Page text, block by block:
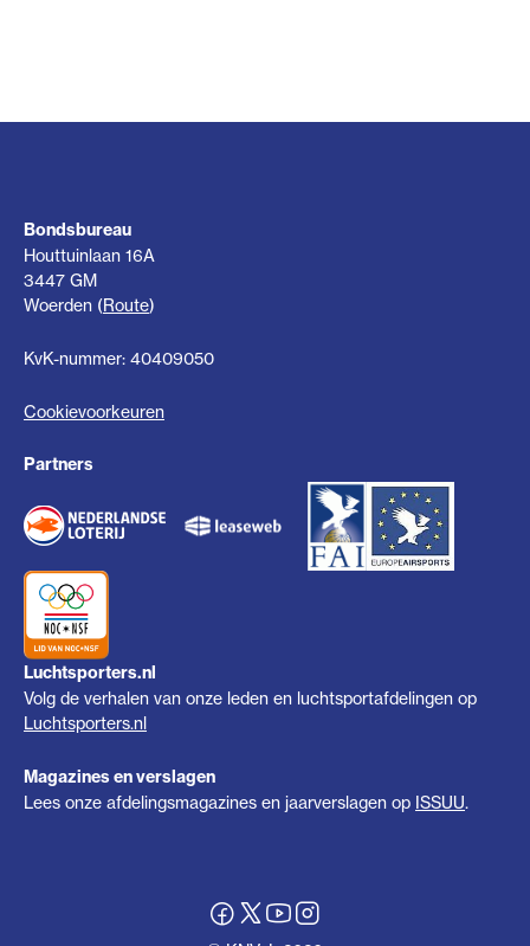
Bondsbureau
Houttuinlaan 16A
3447 GM
Woerden (Route)
KvK-nummer: 40409050
Cookievoorkeuren
Partners
Luchtsporters.nl
Volg de verhalen van onze leden en luchtsportafdelingen op
Luchtsporters.nl
Magazines en verslagen
Lees onze afdelingsmagazines en jaarverslagen op ISSUU.